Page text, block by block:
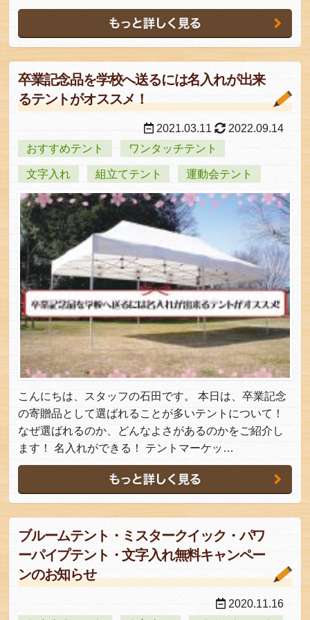
卒業記念品を学校へ送るには名入れが出来
るテントがオススメ！
2021.03.11
2022.09.14
おすすめテント
ワンタッチテント
文字入れ 組立てテント 運動会テント
こんにちは、スタッフの石田です。 本日は、卒業記念
の寄贈品として選ばれることが多いテントについて！
なぜ選ばれるのか、どんなよさがあるのかをご紹介し
ます！ 名入れができる！ テントマーケッ…
ブルームテント・ミスタークイック・パワ
ーパイプテント・文字入れ無料キャンペー
ンのお知らせ
2020.11.16